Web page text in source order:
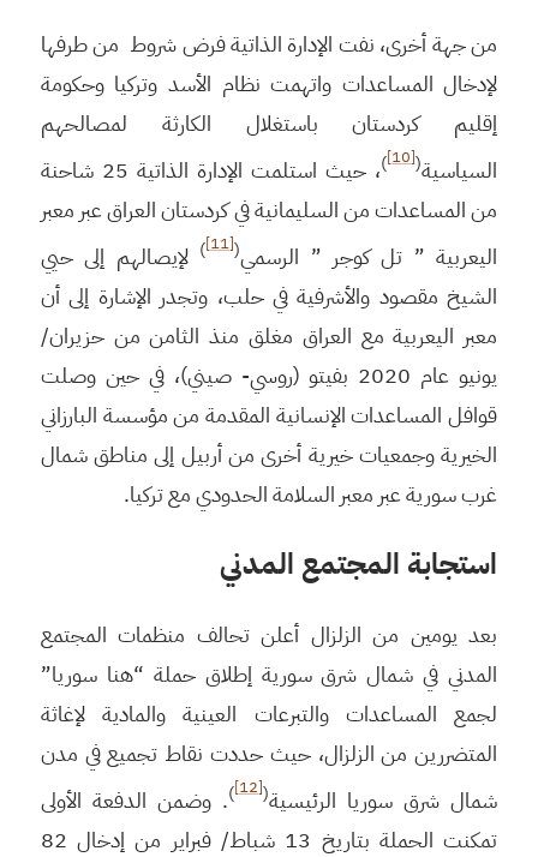
من جهة أخرى، نفت الإدارة الذاتية فرض شروط من طرفها
لإدخال المساعدات واتهمت نظام الأسد وتركيا وحكومة
إقليم كردستان باستغلال الكارثة لمصالحهم
السياسية(
[10]
)
، حيث استلمت الإدارة الذاتية 25 شاحنة
من المساعدات من السليمانية في كردستان العراق عبر معبر
اليعربية ” تل كوجر ” الرسمي(
[11]
) لإيصالهم إلى حيي
الشيخ مقصود والأشرفية في حلب، وتجدر الإشارة إلى أن
معبر اليعربية مع العراق مغلق منذ الثامن من حزيران/
يونيو عام 2020 بفيتو (روسي- صيني)، في حين وصلت
قوافل المساعدات الإنسانية المقدمة من مؤسسة البارزاني
الخيرية وجمعيات خيرية أخرى من أربيل إلى مناطق شمال
غرب سورية عبر معبر السلامة الحدودي مع تركيا.
استجابة المجتمع المدني
بعد يومين من الزلزال أعلن تحالف منظمات المجتمع
المدني في شمال شرق سورية إطلاق حملة “هنا سوريا”
لجمع المساعدات والتبرعات العينية والمادية لإغاثة
المتضررين من الزلزال، حيث حددت نقاط تجميع في مدن
شمال شرق سوريا الرئيسية(
[12]
). وضمن الدفعة الأولى
تمكنت الحملة بتاريخ 13 شباط/ فبراير من إدخال 82